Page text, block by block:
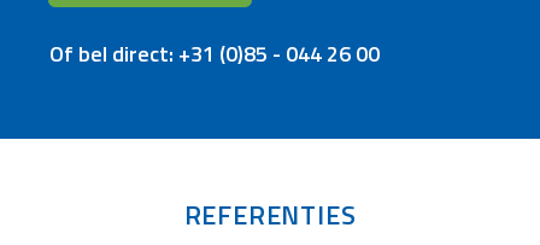
Of bel direct: +31 (0)85 - 044 26 00
REFERENTIES